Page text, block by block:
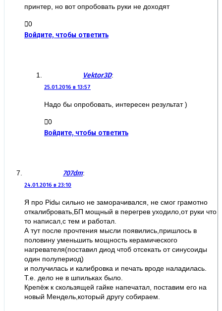
принтер, но вот опробовать руки не доходят
0
Войдите, чтобы ответить
Vektor3D:
25.01.2016 в 13:57
Надо бы опробовать, интересен результат )
0
Войдите, чтобы ответить
707dm:
24.01.2016 в 23:10
Я про Pidы сильно не заморачивался, не смог грамотно
откалибровать,БП мощный в перегрев уходило,от руки что
то написал,с тем и работал.
А тут после прочтения мысли появились,пришлось в
половину уменьшить мощность керамического
нагревателя(поставил диод чтоб отсекать от синусоиды
один полупериод)
и получилась и калибровка и печать вроде наладилась.
Т.е. дело не в шпильках было.
Крепёж к скользящей гайке напечатал, поставим его на
новый Мендель,который другу собираем.